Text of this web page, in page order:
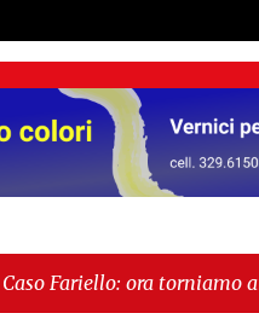
ai problemi veri" -